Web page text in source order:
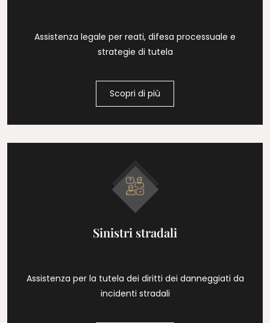
Assistenza legale per reati, difesa processuale e
strategie di tutela
Scopri di più
Sinistri stradali
Assistenza per la tutela dei diritti dei danneggiati da
incidenti stradali